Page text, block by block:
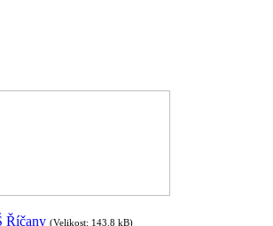
Říčany (Velikost: 143.8 kB)